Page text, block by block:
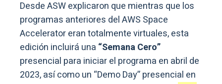
Desde ASW explicaron que mientras que los
programas anteriores del AWS Space
Accelerator eran totalmente virtuales, esta
edición incluirá una “Semana Cero”
presencial para iniciar el programa en abril de
2023, así como un “Demo Day” presencial en